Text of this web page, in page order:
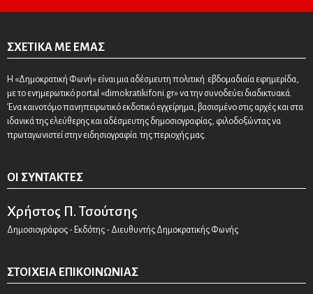
ΣΧΕΤΙΚΆ ΜΕ ΕΜΆΣ
Η «Δημοκρατική Φωνή» είναι μια αδέσμευτη πολιτική εβδομαδιαία εφημερίδα,
με το ενημερωτικό portal «dimokratikifoni.gr» να την συνοδεύει διαδικτυακά.
Ένα καινοτόμο πανηπειρωτικό εκδοτικό εγχείρημα, βασισμένο στις αρχές και στα
ιδανικά της ελεύθερης και αδέσμευτης δημοσιογραφίας, φιλοδοξώντας να
πρωταγωνιστεί στην ειδησιογραφία της περιοχής μας.
ΟΙ ΣΥΝΤΆΚΤΕΣ
Χρήστος Π. Τσούτσης
Δημοσιογράφος - Εκδότης - Διευθυντής Δημοκρατικής Φωνής
ΣΤΟΙΧΕΊΑ ΕΠΙΚΟΙΝΩΝΊΑΣ